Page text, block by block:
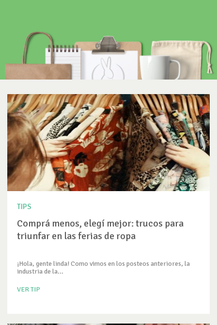
TIPS
Comprá menos, elegí mejor: trucos para
triunfar en las ferias de ropa
¡Hola, gente linda! Como vimos en los posteos anteriores, la
industria de la...
VER TIP